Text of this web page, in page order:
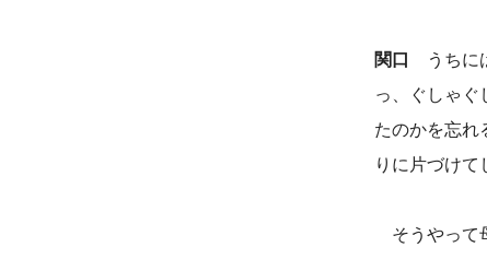
関口
うちに
っ、ぐしゃぐ
たのかを忘れ
りに片づけて
そうやって